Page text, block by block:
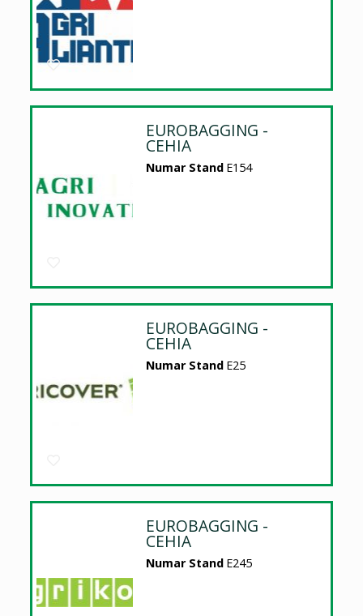
EUROBAGGING -
CEHIA
Numar Stand E154
EUROBAGGING -
CEHIA
Numar Stand E25
EUROBAGGING -
CEHIA
Numar Stand E245